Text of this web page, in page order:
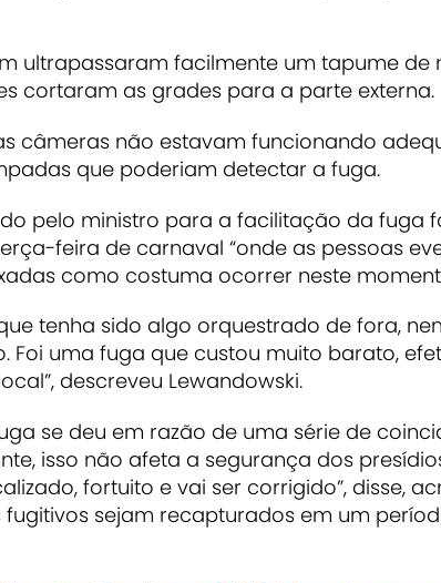
ultrapassaram facilmente um tapume de
cortaram as grades para a parte externa.
câmeras não estavam funcionando
que poderiam detectar a fuga.
pelo ministro para a facilitação da fuga
feira de carnaval “onde as pessoas
como costuma ocorrer neste
tenha sido algo orquestrado de fora,
Foi uma fuga que custou muito barato,
descreveu Lewandowski.
se deu em razão de uma série de
isso não afeta a segurança dos
fortuito e vai ser corrigido”, disse,
fugitivos sejam recapturados em um